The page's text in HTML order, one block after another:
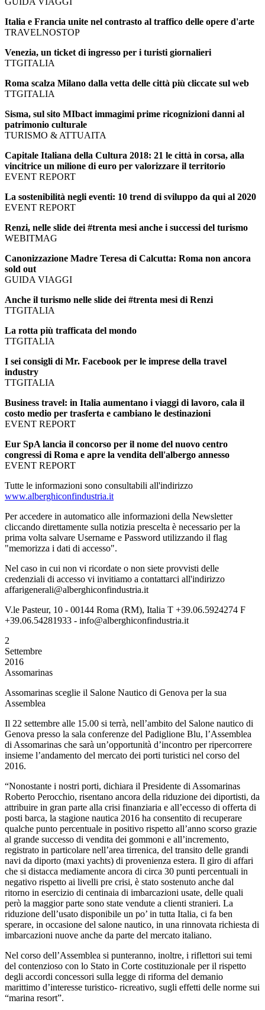
Italia e Francia unite nel contrasto al traffico delle opere d'arte
TRAVELNOSTOP
Venezia, un ticket di ingresso per i turisti giornalieri
TTGITALIA
Roma scalza Milano dalla vetta delle città più cliccate sul web
TTGITALIA
Sisma, sul sito MIbact immagimi prime ricognizioni danni al
patrimonio culturale
TURISMO & ATTUAITA
Capitale Italiana della Cultura 2018: 21 le città in corsa, alla
vincitrice un milione di euro per valorizzare il territorio
EVENT REPORT
La sostenibilità negli eventi: 10 trend di sviluppo da qui al 2020
EVENT REPORT
Renzi, nelle slide dei #trenta mesi anche i successi del turismo
WEBITMAG
Canonizzazione Madre Teresa di Calcutta: Roma non ancora
sold out
GUIDA VIAGGI
Anche il turismo nelle slide dei #trenta mesi di Renzi
TTGITALIA
La rotta più trafficata del mondo
TTGITALIA
I sei consigli di Mr. Facebook per le imprese della travel
industry
TTGITALIA
Business travel: in Italia aumentano i viaggi di lavoro, cala il
costo medio per trasferta e cambiano le destinazioni
EVENT REPORT
Eur SpA lancia il concorso per il nome del nuovo centro
congressi di Roma e apre la vendita dell'albergo annesso
EVENT REPORT
Tutte le informazioni sono consultabili all'indirizzo
www.alberghiconfindustria.it
Per accedere in automatico alle informazioni della Newsletter
cliccando direttamente sulla notizia prescelta è necessario per la
prima volta salvare Username e Password utilizzando il flag
"memorizza i dati di accesso".
Nel caso in cui non vi ricordate o non siete provvisti delle
credenziali di accesso vi invitiamo a contattarci all'indirizzo
affarigenerali@alberghiconfindustria.it
V.le Pasteur, 10 - 00144 Roma (RM), Italia T +39.06.5924274 F
+39.06.54281933 - info@alberghiconfindustria.it
2
Settembre
2016
Assomarinas
Assomarinas sceglie il Salone Nautico di Genova per la sua
Assemblea
Il 22 settembre alle 15.00 si terrà, nell’ambito del Salone nautico di
Genova presso la sala conferenze del Padiglione Blu, l’Assemblea
di Assomarinas che sarà un’opportunità d’incontro per ripercorrere
insieme l’andamento del mercato dei porti turistici nel corso del
2016.
“Nonostante i nostri porti, dichiara il Presidente di Assomarinas
Roberto Perocchio, risentano ancora della riduzione dei diportisti, da
attribuire in gran parte alla crisi finanziaria e all’eccesso di offerta di
posti barca, la stagione nautica 2016 ha consentito di recuperare
qualche punto percentuale in positivo rispetto all’anno scorso grazie
al grande successo di vendita dei gommoni e all’incremento,
registrato in particolare nell’area tirrenica, del transito delle grandi
navi da diporto (maxi yachts) di provenienza estera. Il giro di affari
che si distacca mediamente ancora di circa 30 punti percentuali in
negativo rispetto ai livelli pre crisi, è stato sostenuto anche dal
ritorno in esercizio di centinaia di imbarcazioni usate, delle quali
però la maggior parte sono state vendute a clienti stranieri. La
riduzione dell’usato disponibile un po’ in tutta Italia, ci fa ben
sperare, in occasione del salone nautico, in una rinnovata richiesta di
imbarcazioni nuove anche da parte del mercato italiano.
Nel corso dell’Assemblea si punteranno, inoltre, i riflettori sui temi
del contenzioso con lo Stato in Corte costituzionale per il rispetto
degli accordi concessori sulla legge di riforma del demanio
marittimo d’interesse turistico- ricreativo, sugli effetti delle norme sui
“marina resort”.